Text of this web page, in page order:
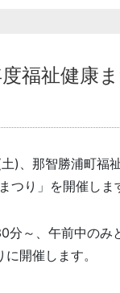
福祉健康
)、那智勝浦町福
つり」を開催しま
分～、午前中のみ
開催します。